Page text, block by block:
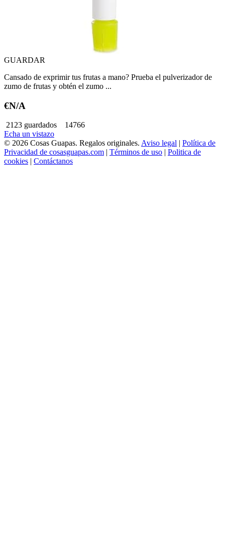
GUARDAR
Cansado de exprimir tus frutas a mano? Prueba el pulverizador de
zumo de frutas y obtén el zumo ...
€N/A
2123 guardados
14766
Echa un vistazo
© 2026 Cosas Guapas. Regalos originales. Aviso legal | Política de
Privacidad de cosasguapas.com | Términos de uso | Politica de
cookies | Contáctanos